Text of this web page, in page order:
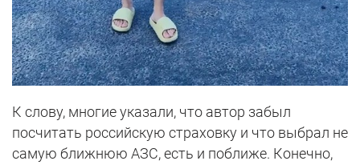
К слову, многие указали, что автор забыл
посчитать российскую страховку и что выбрал не
самую ближнюю АЗС, есть и поближе. Конечно,